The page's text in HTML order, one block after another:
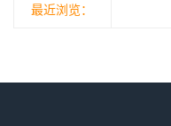
最近浏览：